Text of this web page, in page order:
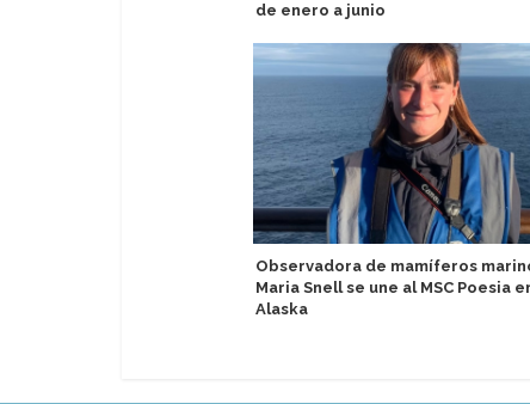
de enero a junio
Observadora de mamíferos
Maria Snell se une al MSC Poesia
Alaska